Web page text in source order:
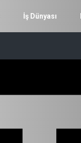
İş Dünyası